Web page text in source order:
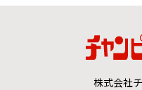
株式会社